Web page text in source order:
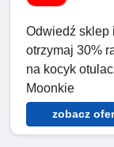
Odwiedź sklep i
otrzymaj 30%
na kocyk
Moonkie
zobacz